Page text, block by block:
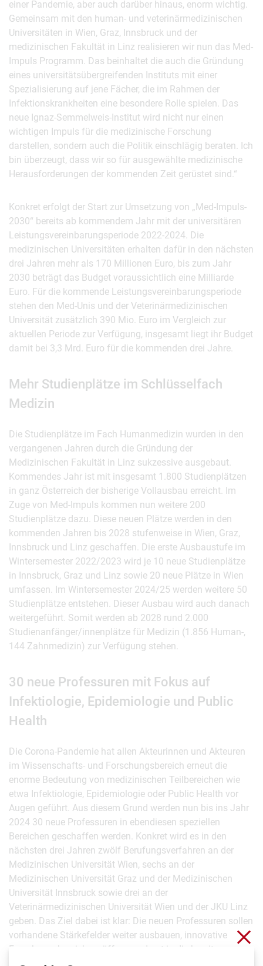
einer Pandemie, aber auch darüber hinaus, enorm wichtig.
Gemeinsam mit den human- und veterinärmedizinischen
Universitäten in Wien, Graz, Innsbruck und der
medizinischen Fakultät in Linz realisieren wir nun das Med-
Impuls Programm. Das beinhaltet die auch die Gründung
eines universitätsübergreifenden Instituts mit einer
Spezialisierung auf jene Fächer, die im Rahmen der
Infektionskrankheiten eine besondere Rolle spielen. Das
neue Ignaz-Semmelweis-Institut wird nicht nur einen
wichtigen Impuls für die medizinische Forschung
darstellen, sondern auch die Politik einschlägig beraten. Ich
bin überzeugt, dass wir so für ausgewählte medizinische
Herausforderungen der kommenden Zeit gerüstet sind.“
Konkret erfolgt der Start zur Umsetzung von „Med-Impuls-
2030“ bereits ab kommendem Jahr mit der universitären
Leistungsvereinbarungsperiode 2022-2024. Die
medizinischen Universitäten erhalten dafür in den nächsten
drei Jahren mehr als 170 Millionen Euro, bis zum Jahr
2030 beträgt das Budget voraussichtlich eine Milliarde
Euro. Für die kommende Leistungsvereinbarungsperiode
stehen den Med-Unis und der Veterinärmedizinischen
Universität zusätzlich 390 Mio. Euro im Vergleich zur
aktuellen Periode zur Verfügung, insgesamt liegt ihr Budget
damit bei 3,3 Mrd. Euro für die kommenden drei Jahre.
Mehr Studienplätze im Schlüsselfach
Medizin
Die Studienplätze im Fach Humanmedizin wurden in den
vergangenen Jahren durch die Gründung der
Medizinischen Fakultät in Linz sukzessive ausgebaut.
Kommendes Jahr ist mit insgesamt 1.800 Studienplätzen
in ganz Österreich der bisherige Vollausbau erreicht. Im
Zuge von Med-Impuls kommen nun weitere 200
Studienplätze dazu. Diese neuen Plätze werden in den
kommenden Jahren bis 2028 stufenweise in Wien, Graz,
Innsbruck und Linz geschaffen. Die erste Ausbaustufe im
Wintersemester 2022/2023 wird je 10 neue Studienplätze
in Innsbruck, Graz und Linz sowie 20 neue Plätze in Wien
umfassen. Im Wintersemester 2024/25 werden weitere 50
Studienplätze entstehen. Dieser Ausbau wird auch danach
weitergeführt. Somit werden ab 2028 rund 2.000
Studienanfänger/innenplätze für Medizin (1.856 Human-,
144 Zahnmedizin) zur Verfügung stehen.
30 neue Professuren mit Fokus auf
Infektiologie, Epidemiologie und Public
Health
Die Corona-Pandemie hat allen Akteurinnen und Akteuren
im Wissenschafts- und Forschungsbereich erneut die
enorme Bedeutung von medizinischen Teilbereichen wie
etwa Infektiologie, Epidemiologie oder Public Health vor
Augen geführt. Aus diesem Grund werden nun bis ins Jahr
2024 30 neue Professuren in ebendiesen speziellen
Bereichen geschaffen werden. Konkret wird es in den
nächsten drei Jahren zwölf Berufungsverfahren an der
Medizinischen Universität Wien, sechs an der
Medizinischen Universität Graz und der Medizinischen
Universität Innsbruck sowie drei an der
Veterinärmedizinischen Universität Wien und der JKU Linz
geben. Das Ziel dabei ist klar: Die neuen Professuren sollen
vorhandene Stärkefelder weiter ausbauen, innovative
Forschungsbereiche eröffnen und gut in die bereits
bestehenden Strukturen eingebaut werden.